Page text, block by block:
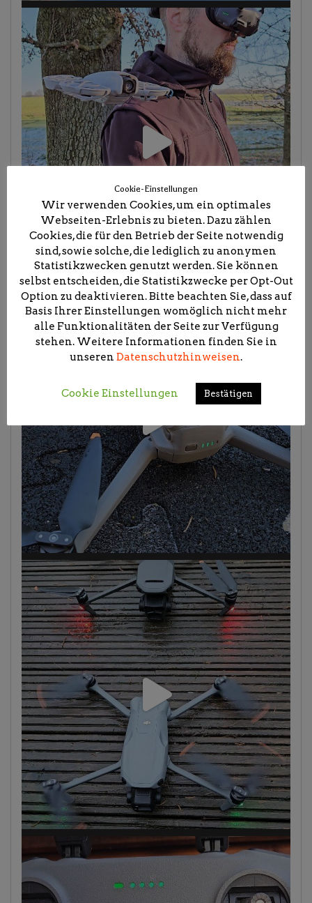
Cookie-Einstellungen
Wir verwenden Cookies, um ein optimales
Webseiten-Erlebnis zu bieten. Dazu zählen
Cookies, die für den Betrieb der Seite notwendig
sind, sowie solche, die lediglich zu anonymen
Statistikzwecken genutzt werden. Sie können
selbst entscheiden, die Statistikzwecke per Opt-Out
Option zu deaktivieren. Bitte beachten Sie, dass auf
Basis Ihrer Einstellungen womöglich nicht mehr
alle Funktionalitäten der Seite zur Verfügung
stehen. Weitere Informationen finden Sie in
unseren Datenschutzhinweisen.
Cookie Einstellungen Bestätigen